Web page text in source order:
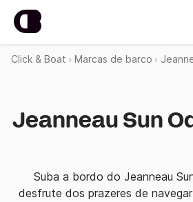
Click & Boat Marcas de barco
Jeanneau Sun
Suba a bordo do Jeanneau
desfrute dos prazeres de